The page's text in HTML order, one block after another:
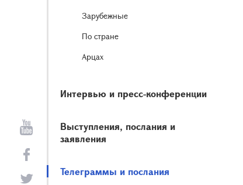
Зарубежные
По стране
Арцах
Интервью и пресс-конференции
Выступления, послания и
заявления
Телеграммы и послания